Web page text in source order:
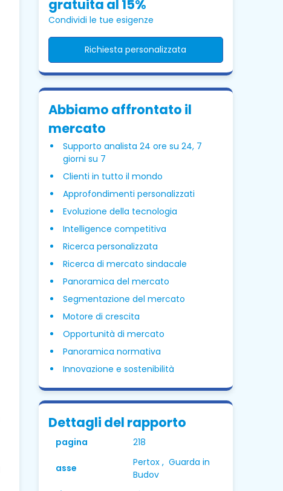
gratuita al 15%
Condividi le tue esigenze
Richiesta personalizzata
Abbiamo affrontato il
mercato
Supporto analista 24 ore su 24, 7
giorni su 7
Clienti in tutto il mondo
Approfondimenti personalizzati
Evoluzione della tecnologia
Intelligence competitiva
Ricerca personalizzata
Ricerca di mercato sindacale
Panoramica del mercato
Segmentazione del mercato
Motore di crescita
Opportunità di mercato
Panoramica normativa
Innovazione e sostenibilità
Dettagli del rapporto
pagina 218
asse
Pertox , Guarda in
Budov